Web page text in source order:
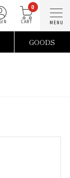
0
GOODS